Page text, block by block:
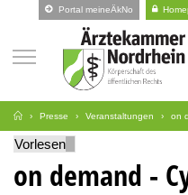
Portal meineÄkNo
Presse Veranstaltungen on
Vorlesen
on demand -